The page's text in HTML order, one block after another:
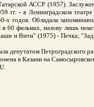
АССР (1957).
гг. - в Ленинградском
х годов. Обладала
в 60 фильмах, назову лишь
и Вити" (1975) - Печка;
депутатом Петроградского
в Казани на